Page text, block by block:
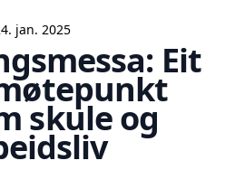
jan. 2025
Eit
skule og